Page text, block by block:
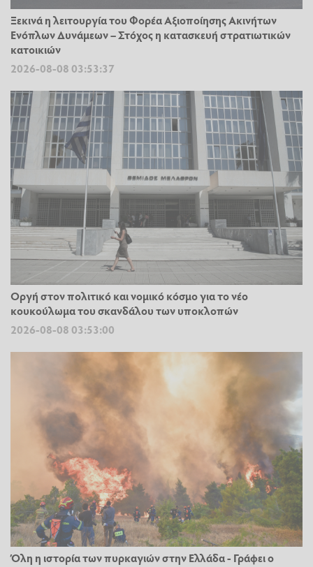
Ξεκινά η λειτουργία του Φορέα Αξιοποίησης Ακινήτων
Ενόπλων Δυνάμεων – Στόχος η κατασκευή στρατιωτικών
κατοικιών
2026-08-08 03:53:37
Οργή στον πολιτικό και νομικό κόσμο για το νέο
κουκούλωμα του σκανδάλου των υποκλοπών
2026-08-08 03:53:00
Όλη η ιστορία των πυρκαγιών στην Ελλάδα - Γράφει ο